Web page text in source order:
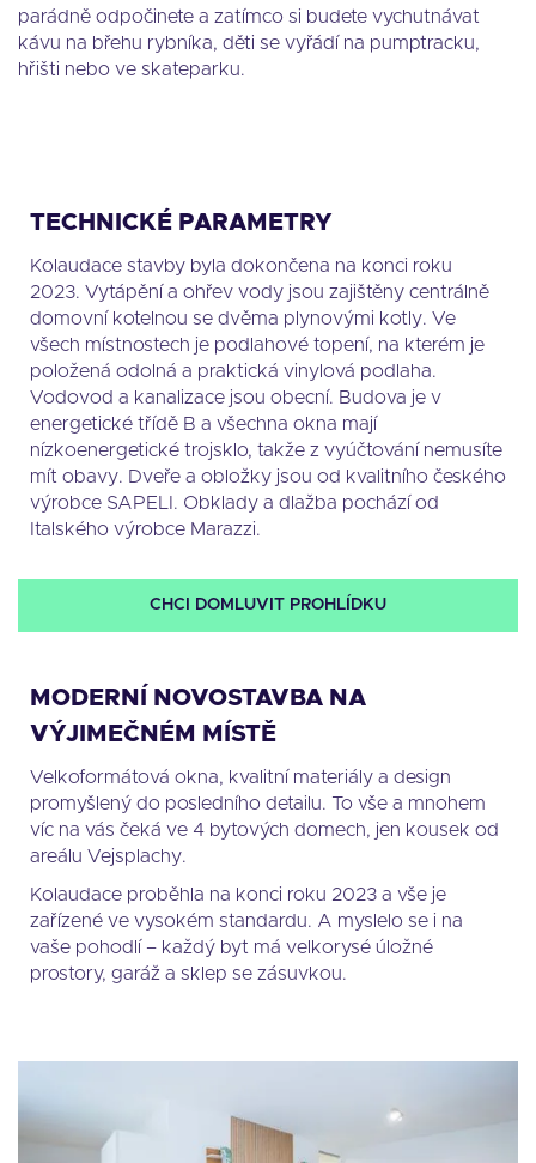
parádně odpočinete a zatímco si budete vychutnávat
kávu na břehu rybníka, děti se vyřádí na pumptracku,
hřišti nebo ve skateparku.
TECHNICKÉ PARAMETRY
Kolaudace stavby byla dokončena na konci roku
2023. Vytápění a ohřev vody jsou zajištěny centrálně
domovní kotelnou se dvěma plynovými kotly. Ve
všech místnostech je podlahové topení, na kterém je
položená odolná a praktická vinylová podlaha.
Vodovod a kanalizace jsou obecní. Budova je v
energetické třídě B a všechna okna mají
nízkoenergetické trojsklo, takže z vyúčtování nemusíte
mít obavy. Dveře a obložky jsou od kvalitního českého
výrobce SAPELI. Obklady a dlažba pochází od
Italského výrobce Marazzi.
CHCI DOMLUVIT PROHLÍDKU
MODERNÍ NOVOSTAVBA NA
VÝJIMEČNÉM MÍSTĚ
Velkoformátová okna, kvalitní materiály a design
promyšlený do posledního detailu. To vše a mnohem
víc na vás čeká ve 4 bytových domech, jen kousek od
areálu Vejsplachy.
Kolaudace proběhla na konci roku 2023 a vše je
zařízené ve vysokém standardu. A myslelo se i na
vaše pohodlí – každý byt má velkorysé úložné
prostory, garáž a sklep se zásuvkou.